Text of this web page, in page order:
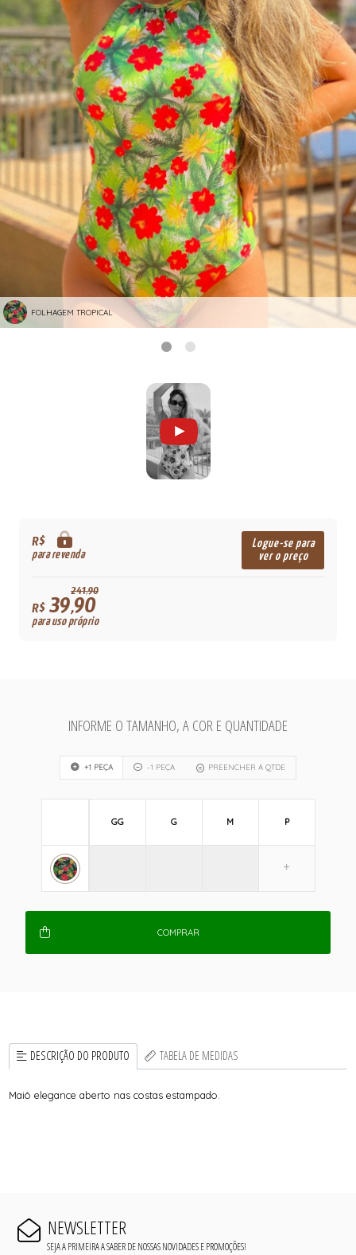
FOLHAGEM TROPICAL
R$
para revenda
Logue-se para
ver o preço
241,90
R$39,90
para uso próprio
INFORME O TAMANHO, A COR E QUANTIDADE
+1 PEÇA -1 PEÇA PREENCHER A QTDE
GG G M P
COMPRAR
DESCRIÇÃO DO PRODUTO TABELA DE MEDIDAS
Maiô elegance aberto nas costas estampado.
NEWSLETTER
SEJA A PRIMEIRA A SABER DE NOSSAS NOVIDADES E PROMOÇÕES!